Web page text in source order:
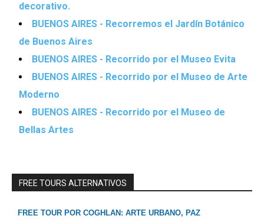
decorativo.
BUENOS AIRES - Recorremos el Jardín Botánico
de Buenos Aires
BUENOS AIRES - Recorrido por el Museo Evita
BUENOS AIRES - Recorrido por el Museo de Arte
Moderno
BUENOS AIRES - Recorrido por el Museo de
Bellas Artes
FREE TOURS ALTERNATIVOS
FREE TOUR POR COGHLAN: ARTE URBANO, PAZ